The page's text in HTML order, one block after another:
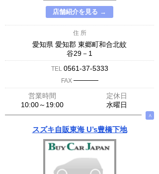
店舗紹介を見る →
住 所
愛知県 愛知郡 東郷町和合北蚊
谷29－1
TEL 0561-37-5333
FAX ─────
営業時間
定休日
10:00～19:00
水曜日
∧
スズキ自販東海 U’s豊橋下地